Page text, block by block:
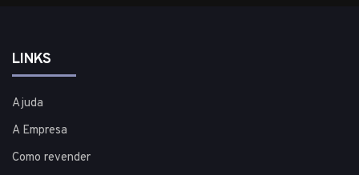
LINKS
Ajuda
A Empresa
Como revender